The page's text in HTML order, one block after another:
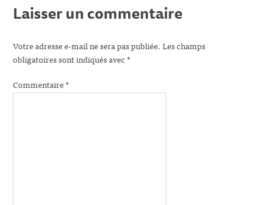
Laisser un commentaire
Votre adresse e-mail ne sera pas publiée. Les champs
obligatoires sont indiqués avec*
Commentaire*